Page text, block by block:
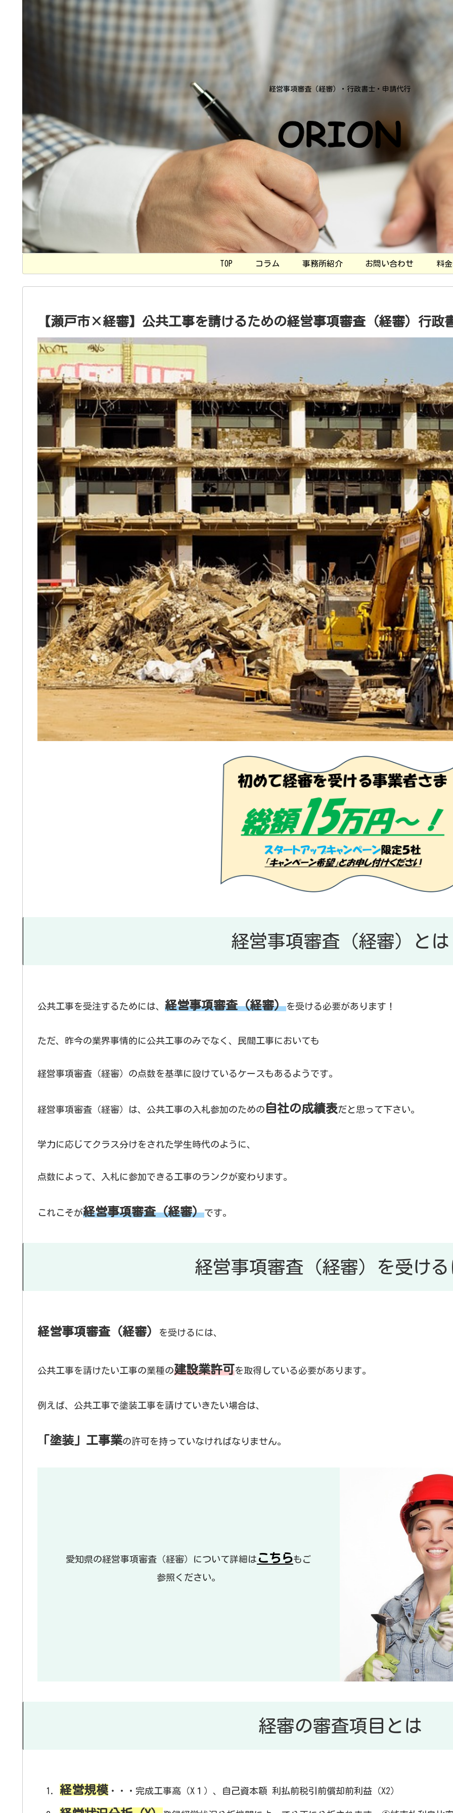
経営事項審査（経審）・行政書士・申請代行
TOP コラム 事務所紹介 お問い合わせ 料
【瀬戸市×経審】公共工事を請けるための経営事項審査（経審）行政
経営事項審査（経審）とは
公共工事を受注するためには、 経営事項審査（経審）を受ける必要があります！
ただ、昨今の業界事情的に公共工事のみでなく、民間工事においても
経営事項審査（経審）の点数を基準に設けているケースもあるようです。
経営事項審査（経審）は、公共工事の入札参加のための 自社の成績表だと思って下さい。
学力に応じてクラス分けをされた学生時代のように、
点数によって、入札に参加できる工事のランクが変わります。
これこそが経営事項審査（経審）です。
経営事項審査（経審）を受け
経営事項審査（経審） を受けるには、
公共工事を請けたい工事の業種の建設業許可を取得している必要があります。
例えば、公共工事で塗装工事を請けていきたい場合は、
「塗装」工事業の許可を持っていなければなりません。
愛知県の経営事項審査（経審）について詳細は こちらもご
参照ください。
経審の審査項目とは
経営規模・・・完成工事高（X１）、自己資本額 利払前税引前償却前利益（X2）